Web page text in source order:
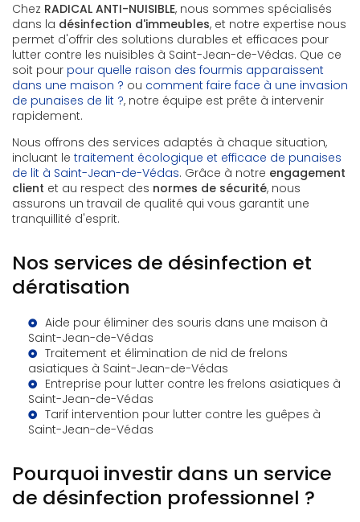
Chez RADICAL ANTI-NUISIBLE, nous sommes spécialisés
dans la désinfection d'immeubles, et notre expertise nous
permet d'offrir des solutions durables et efficaces pour
lutter contre les nuisibles à Saint-Jean-de-Védas. Que ce
soit pour pour quelle raison des fourmis apparaissent
dans une maison ? ou comment faire face à une invasion
de punaises de lit ?, notre équipe est prête à intervenir
rapidement.
Nous offrons des services adaptés à chaque situation,
incluant le traitement écologique et efficace de punaises
de lit à Saint-Jean-de-Védas. Grâce à notre engagement
client et au respect des normes de sécurité, nous
assurons un travail de qualité qui vous garantit une
tranquillité d'esprit.
Nos services de désinfection et
dératisation
Aide pour éliminer des souris dans une maison à
Saint-Jean-de-Védas
Traitement et élimination de nid de frelons
asiatiques à Saint-Jean-de-Védas
Entreprise pour lutter contre les frelons asiatiques à
Saint-Jean-de-Védas
Tarif intervention pour lutter contre les guêpes à
Saint-Jean-de-Védas
Pourquoi investir dans un service
de désinfection professionnel ?